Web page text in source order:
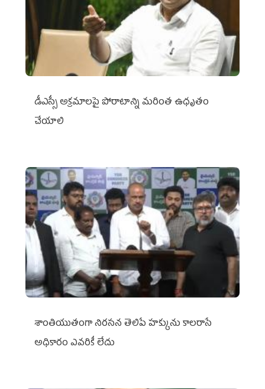
డీఎస్సీ అక్రమాలపై పోరాటాన్ని మరింత ఉధృతం
చేయాలి
శాంతియుతంగా నిరసన తెలిపే హక్కును కాలరాసే
అధికారం ఎవరికీ లేదు